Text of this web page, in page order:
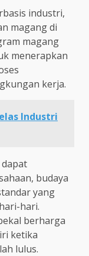
industri,
magang di
magang
menerapkan
kerja.
Industri
budaya
yang
hari.
berharga
ketika
lulus.